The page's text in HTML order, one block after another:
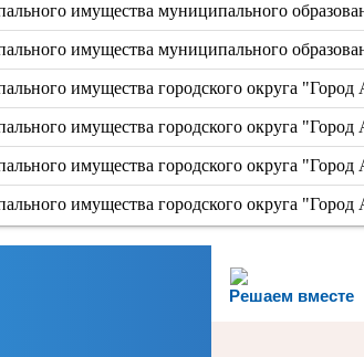
имущества муниципального
имущества муниципального
имущества городского округа "Город
имущества городского округа "Город
имущества городского округа "Город
имущества городского округа "Город
Решаем вместе